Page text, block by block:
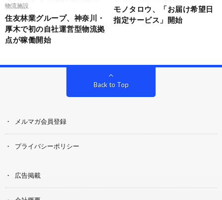
物流施設
住友林業グループ、神奈川・
厚木で初の自社運営型物流拠
点が稼働開始
モノタロウ、「お届け希望日
指定サービス」開始
Back to Top
メルマガ会員登録
プライバシーポリシー
広告掲載